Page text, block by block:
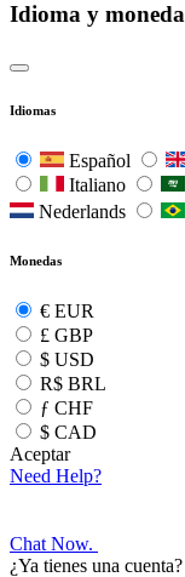
Idioma y moneda
Idiomas
Español
Italiano
Nederlands
Monedas
€ EUR
£ GBP
$ USD
R$ BRL
ƒ CHF
$ CAD
Aceptar
Need Help?
Chat Now.
¿Ya tienes una cuenta?